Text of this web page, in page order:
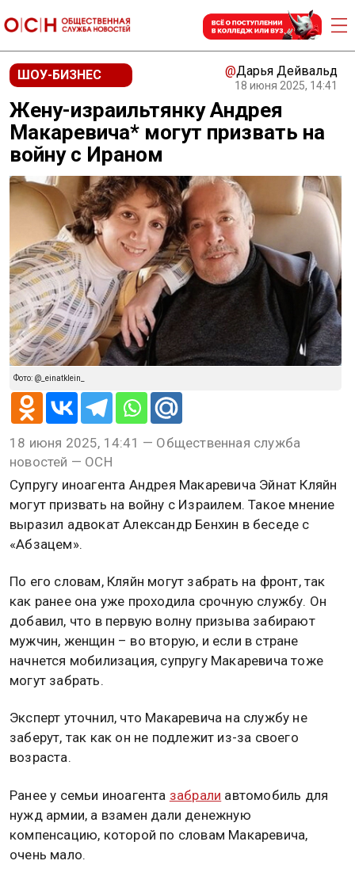
ШОУ-БИЗНЕС @Дарья Дейвальд
18 июня 2025, 14:41
Жену-израильтянку Андрея
Макаревича* могут призвать на
войну с Ираном
Фото: @_einatklein_
18 июня 2025, 14:41 — Общественная служба
новостей — ОСН
Супругу иноагента Андрея Макаревича Эйнат Кляйн
могут призвать на войну с Израилем. Такое мнение
выразил адвокат Александр Бенхин в беседе с
«Абзацем».
По его словам, Кляйн могут забрать на фронт, так
как ранее она уже проходила срочную службу. Он
добавил, что в первую волну призыва забирают
мужчин, женщин – во вторую, и если в стране
начнется мобилизация, супругу Макаревича тоже
могут забрать.
Эксперт уточнил, что Макаревича на службу не
заберут, так как он не подлежит из-за своего
возраста.
Ранее у семьи иноагента забрали автомобиль для
нужд армии, а взамен дали денежную
компенсацию, которой по словам Макаревича,
очень мало.